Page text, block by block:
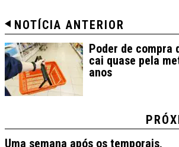
NOTÍCIA ANTERIOR
Poder de compra
cai quase pela
anos
Uma semana após os temporais,